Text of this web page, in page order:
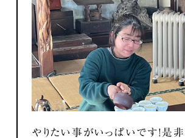
やりたい事がいっぱいです！是